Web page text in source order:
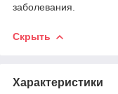
заболевания.
Скрыть
Характеристики